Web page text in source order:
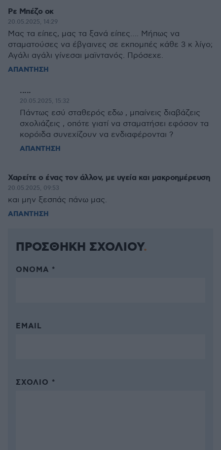
Ρε Μπέζο οκ
20.05.2025, 14:29
Μας τα είπες, μας τα ξανά είπες…. Μήπως να
σταματούσες να έβγαινες σε εκπομπές κάθε 3 κ λίγο;
Αγάλι αγάλι γίνεσαι μαϊντανός. Πρόσεχε.
ΑΠΑΝΤΗΣΗ
.....
20.05.2025, 15:32
Πάντως εσύ σταθερός εδω , μπαίνεις διαβάζεις
σχολιάζεις , οπότε γιατί να σταματήσει εφόσον τα
κορόιδα συνεχίζουν να ενδιαφέρονται ?
ΑΠΑΝΤΗΣΗ
Χαρείτε ο ένας τον άλλον, με υγεία και μακροημέρευση
20.05.2025, 09:53
και μην ξεσπάς πάνω μας.
ΑΠΑΝΤΗΣΗ
ΠΡΟΣΘΗΚΗ ΣΧΟΛΙΟΥ
ΌΝΟΜΑ *
EMAIL
ΣΧΌΛΙΟ *